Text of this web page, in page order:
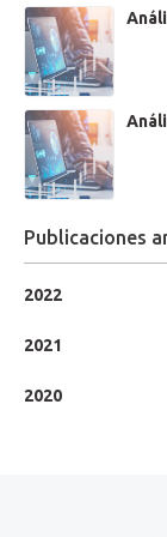
Beermann como
Publicaciones
2022
May
2021
2020